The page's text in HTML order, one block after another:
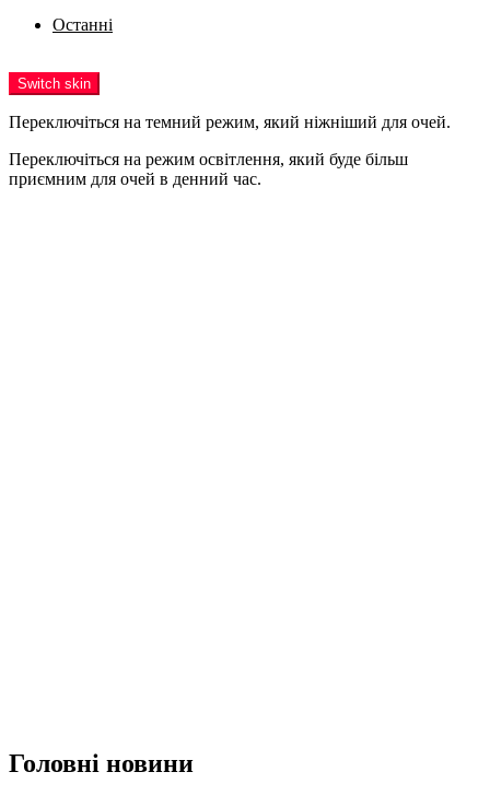
Останні
Switch skin
Переключіться на темний режим, який ніжніший для очей.
Переключіться на режим освітлення, який буде більш
приємним для очей в денний час.
Головні новини